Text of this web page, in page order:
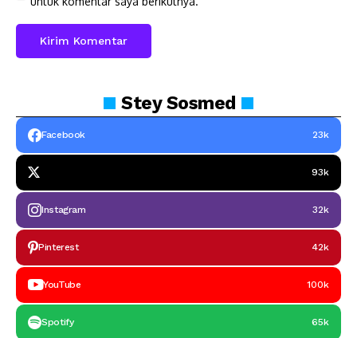
SteySosmed
Facebook 23k
93k
Instagram 32k
Pinterest 42k
YouTube 100k
Spotify 65k